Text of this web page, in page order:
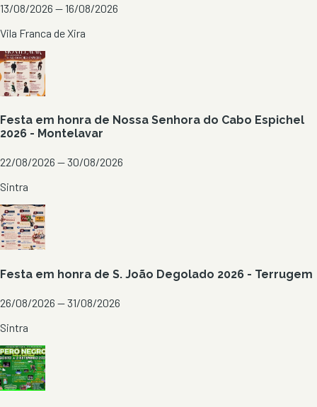
13/08/2026 — 16/08/2026
Vila Franca de Xira
Festa em honra de Nossa Senhora do Cabo Espichel
2026 - Montelavar
22/08/2026 — 30/08/2026
Sintra
Festa em honra de S. João Degolado 2026 - Terrugem
26/08/2026 — 31/08/2026
Sintra